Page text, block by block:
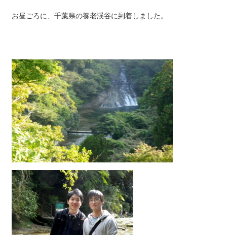
お昼ごろに、千葉県の養老渓谷に到着しました。